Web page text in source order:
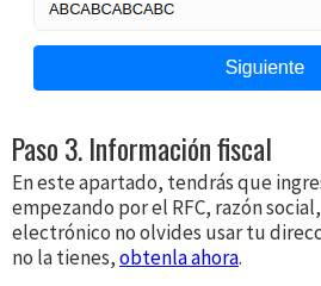
Paso 3. Información fiscal
En este apartado, tendrás que
empezando por el RFC, razón
electrónico no olvides usar tu
no la tienes,obtenla ahora.